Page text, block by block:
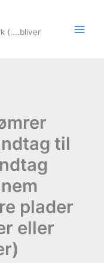
(....bliver
til
plader
eller